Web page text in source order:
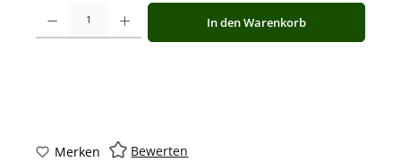
Produkt Anzahl: Gib den gewünschten Wert ein oder benutze die
In den Warenkorb
Merken Bewerten